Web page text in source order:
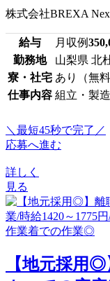
株式会社BREXA
給与 月収例
勤務地
山梨県 北
寮・社宅 あり（無料
仕事内容 組立・製
＼最短45秒で完了／
応募へ進む
詳しく
見る
【地元採用